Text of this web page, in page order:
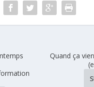
Quand ça